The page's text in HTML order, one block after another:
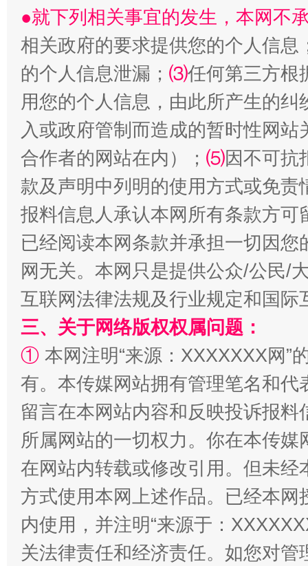
生
揭批美国五大"原罪" "炒
解纷+调解+退费，一次搞定
●就下列相关事宜的发生，本网不
相关政府的要求提供您的个人信息
的个人信息泄漏； ⑶任何第三方根
用您的个人信息，由此所产生的纠
入或政府管制而造成的暂时性网
合作者的网站在内）； ⑸因不可抗
款及声明中列明的使用方式或免责
报料信息人承认本网所有条款方
已经阅读本网条款并承担一切因
网无关。本网只是提供公众/公民/
互联网法律法规及行业规定和国
三、关于网络版权权属问题：
① 本网注明“来源：XXXXXXX网”
有。本传媒网站拥有管理笔名和
留言在本网站内容和反映投诉报
所属网站的一切权力。你在本传
在网站内转载或修改引用。但未
方式使用本网上述作品。已经本
内使用，并注明“来源于：
关法律责任和经济责任。如您对